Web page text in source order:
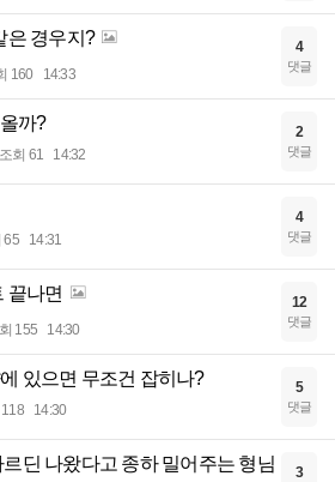
은 경우지?
160 14:33
4
댓글
까?
조회 61 14:32
2
댓글
65 14:31
4
댓글
끝나면
155 14:30
12
댓글
있으면 무조건 잡히나?
14:30
5
댓글
딘 나왔다고 종하 밀어주는 형님
3